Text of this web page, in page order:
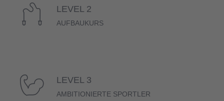
LEVEL 2
AUFBAUKURS
LEVEL 3
AMBITIONIERTE SPORTLER